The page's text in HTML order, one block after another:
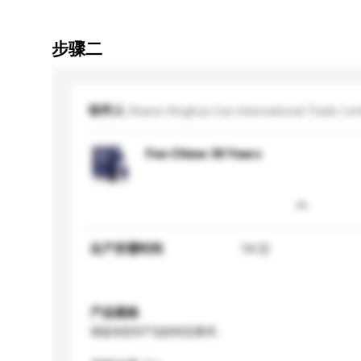
步骤二
收件人 Shanxi Xinghua Cun International Trade
Fen Chiew 30 Years
生产所需时间
产品规格